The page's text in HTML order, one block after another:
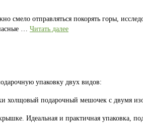
смело отправляться покорять горы,
… Читать далее
упаковку двух видов:
холщовый подарочный мешочек с
Идеальная и практичная упаковка,